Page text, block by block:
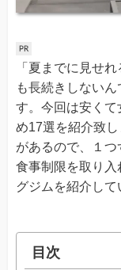
「夏までに見せ
も長続きしない
す。今回は安く
め17選を紹介致
があるので、１
食事制限を取り
グジムを紹介して
目次